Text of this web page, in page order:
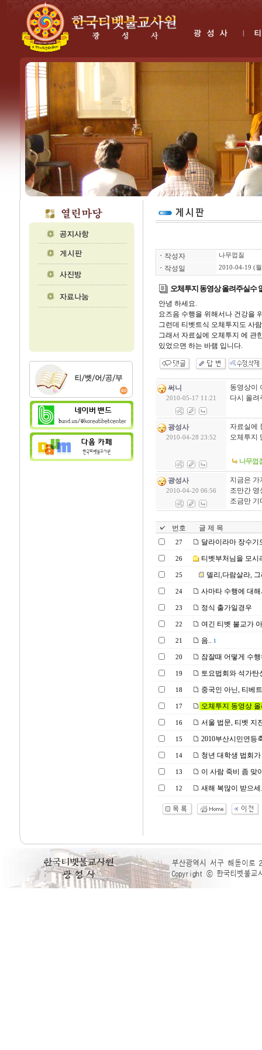
ㆍ 작성자 나무껍질
ㆍ 작성일 2010-04-19 (
오체투지 동영상 올려주실수
안녕 하세요.
요즈음 수행을 위해서나 건강을
그런데 티벳트식 오체투지도 사
그래서 자료실에 오체투지 에 관
있었으면 하는 바램 입니다.
써니
2010-05-17 11:21
동영상이
다시 올려
광성사
2010-04-28 23:52
자료실에
오체투지
나무껍
광성사
2010-04-20 06:56
지금은 가
조만간 영
조금만 기
번호 글 제 목
27 달라이라마 장수기
26 티벳부처님을 모시
25 델리,다람살라,
24 사마타 수행에 대
23 정식 출가일경우
22 여긴 티벳 불교가
21 음.. 1
20 잠잘때 어떻게 수
19 토요법회와 석가탄
18 중국인 아닌, 티베
17 오체투지 동영상
16 서울 법문, 티벳 지
15 2010부산시민연등
14 청년 대학생 법회
13 이 사람 죽비 좀 맞
12 새해 복많이 받으